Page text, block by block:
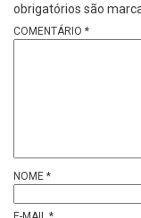
obrigatórios são
COMENTÁRIO *
NOME *